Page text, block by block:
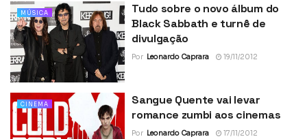
MÚSICA
Tudo sobre o novo álbum do
Black Sabbath e turnê de
divulgação
Por Leonardo Caprara 19/11/2012
CINEMA
Sangue Quente vai levar
romance zumbi aos cinemas
Por Leonardo Caprara 17/11/2012